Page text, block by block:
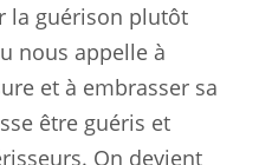
la guérison plutôt
nous appelle à
et à embrasser sa
être guéris et
On devient